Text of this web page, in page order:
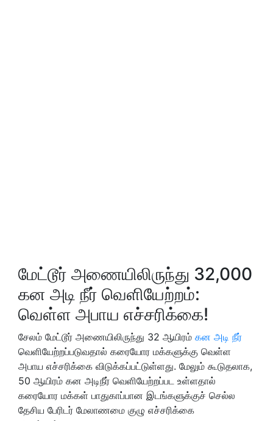
மேட்டூர் அணையிலிருந்து 32,000
கன அடி நீர் வெளியேற்றம்:
வெள்ள அபாய எச்சரிக்கை!
சேலம் மேட்டூர் அணையிலிருந்து 32 ஆயிரம் கன அடி நீர்
வெளியேற்றப்படுவதால் கரையோர மக்களுக்கு வெள்ள
அபாய எச்சரிக்கை விடுக்கப்பட்டுள்ளது. மேலும் கூடுதலாக,
50 ஆயிரம் கன அடிநீர் வெளியேற்றப்பட உள்ளதால்
கரையோர மக்கள் பாதுகாப்பான இடங்களுக்குச் செல்ல
தேசிய பேரிடர் மேலாணமை குழு எச்சரிக்கை